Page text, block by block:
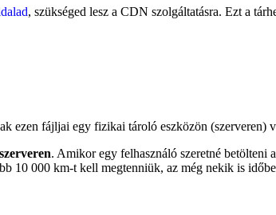
, szükséged lesz a CDN szolgáltatásra. Ezt a
fájljai egy fizikai tároló eszközön (szerveren)
. Amikor egy felhasználó szeretné
10 000 km-t kell megtenniük, az még nekik is